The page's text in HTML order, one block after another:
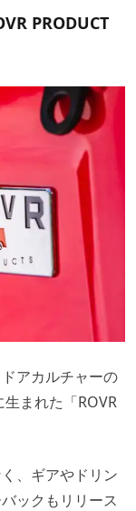
PRODUCT
アカルチャーの
まれた「ROVR
、ギアやドリン
ックもリリース